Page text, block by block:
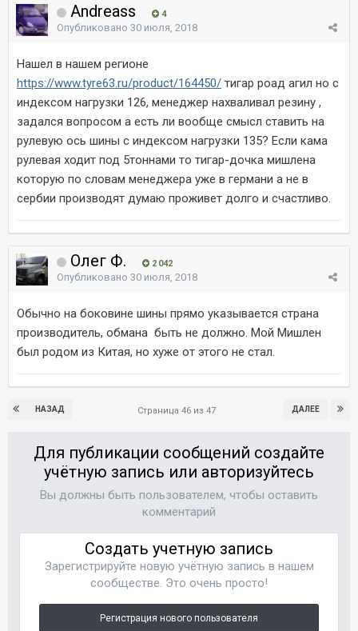
Andreass 4
Опубликовано 30 июля, 2018
Нашел в нашем регионе
https://www.tyre63.ru/product/164450/ тигар роад агил но с
индексом нагрузки 126, менеджер нахваливал резину ,
задался вопросом а есть ли вообще смысл ставить на
рулевую ось шины с индексом нагрузки 135? Если кама
рулевая ходит под 5тоннами то тигар-дочка мишлена
которую по словам менеджера уже в германи а не в
сербии производят думаю проживет долго и счастливо.
Олег Ф. 2 042
Опубликовано 30 июля, 2018
Обычно на боковине шины прямо указывается страна
производитель, обмана быть не должно. Мой Мишлен
был родом из Китая, но хуже от этого не стал.
НАЗАД ДАЛЕЕ
Страница 46 из 47
Для публикации сообщений создайте
учётную запись или авторизуйтесь
Вы должны быть пользователем, чтобы оставить
комментарий
Создать учетную запись
Зарегистрируйте новую учётную запись в нашем
сообществе. Это очень просто!
Регистрация нового пользователя